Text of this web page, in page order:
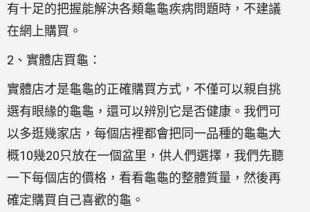
有十足的把握能解決各類龜龜疾病問題時，不建議
在網上購買。
2、實體店買龜：
實體店才是龜龜的正確購買方式，不僅可以親自挑
選有眼緣的龜龜，還可以辨別它是否健康。我們可
以多逛幾家店，每個店裡都會把同一品種的龜龜大
概10幾20只放在一個盆里，供人們選擇，我們先聽
一下每個店的價格，看看龜龜的整體質量，然後再
確定購買自己喜歡的龜。